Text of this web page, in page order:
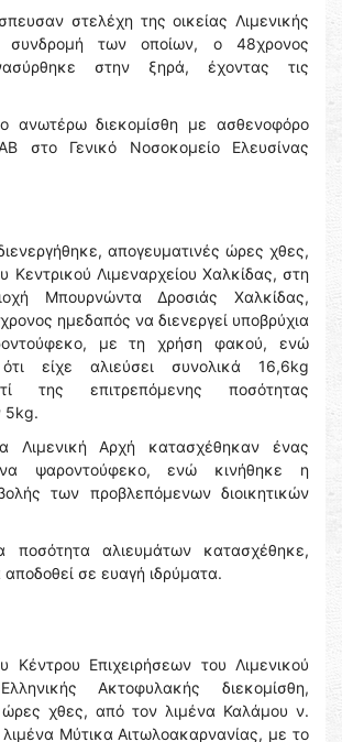
στελέχη της οικείας Λιμενικής
των οποίων, ο 48χρονος
στην ξηρά, έχοντας τις
ανωτέρω διεκομίσθη με ασθενοφόρο
στο Γενικό Νοσοκομείο Ελευσίνας
απογευματινές ώρες χθες,
Κεντρικού Λιμεναρχείου Χαλκίδας, στη
Μπουρνώντα Δροσιάς Χαλκίδας,
ημεδαπός να διενεργεί υποβρύχια
με τη χρήση φακού, ενώ
ότι είχε αλιεύσει συνολικά 16,6kg
της επιτρεπόμενης ποσότητας
5kg.
Λιμενική Αρχή κατασχέθηκαν ένας
ψαροντούφεκο, ενώ κινήθηκε η
των προβλεπόμενων διοικητικών
ποσότητα αλιευμάτων κατασχέθηκε,
σε ευαγή ιδρύματα.
Κέντρου Επιχειρήσεων του Λιμενικού
Ακτοφυλακής διεκομίσθη,
ώρες χθες, από τον λιμένα Καλάμου ν.
Μύτικα Αιτωλοακαρνανίας, με το